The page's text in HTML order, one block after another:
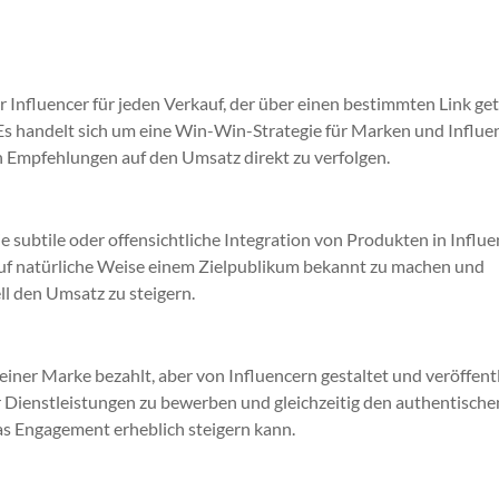
Influencer für jeden Verkauf, der über einen bestimmten Link
handelt sich um eine Win-Win-Strategie für Marken und
auf den Umsatz direkt zu verfolgen.
subtile oder offensichtliche Integration von Produkten in
natürliche Weise einem Zielpublikum bekannt zu machen und
Umsatz zu steigern.
Marke bezahlt, aber von Influencern gestaltet und
zu bewerben und gleichzeitig den
Engagement erheblich steigern kann.